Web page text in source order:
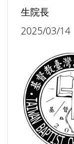
生院長
2025/03/14